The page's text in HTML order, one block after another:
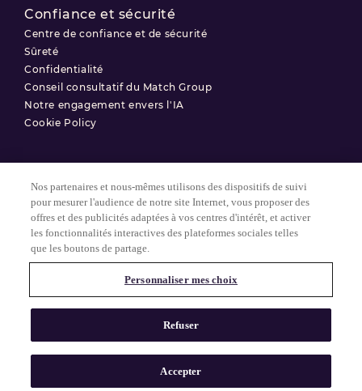
Confiance et sécurité
Centre de confiance et de sécurité
Sûreté
Confidentialité
Conseil consultatif du Match Group
Notre engagement envers l'IA
Cookie Policy
© 2025 Match Group.
Conditions d'utilisation
Politique de confidentialité
Tous droits réservés. MATCH GROUP, le logo MG et le fil bleu-gris
MG sont des marques déposées de Match Group Americas, LLC.
Toutes les autres marques sont la propriété de leurs détenteurs
Nos partenaires et nous-mêmes utilisons des dispositifs de suivi
pour mesurer l'audience de notre site Internet, vous proposer des
offres et des publicités adaptées à vos centres d'intérêt, et activer
les fonctionnalités interactives des plateformes sociales telles
que les boutons de partage.
Personnaliser mes choix
Refuser
Accepter